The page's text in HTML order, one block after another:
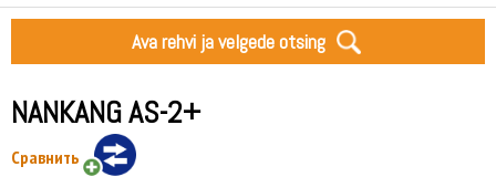
Ava rehvi ja velgede otsing
NANKANG AS-2+
Сравнить